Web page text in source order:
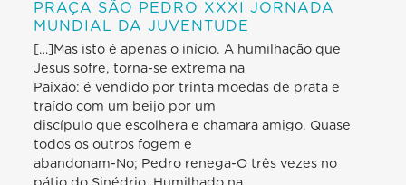
PRAÇA SÃO PEDRO XXXI JORNADA
MUNDIAL DA JUVENTUDE
[…]Mas isto é apenas o início. A humilhação que
Jesus sofre, torna-se extrema na
Paixão: é vendido por trinta moedas de prata e
traído com um beijo por um
discípulo que escolhera e chamara amigo. Quase
todos os outros fogem e
abandonam-No; Pedro renega-O três vezes no